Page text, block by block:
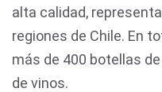
alta calidad,
regiones de Chile. En
más de 400 botellas
de vinos.